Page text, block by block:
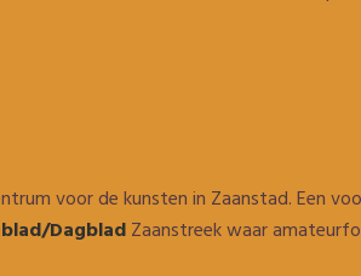
voor de kunsten in Zaanstad. Een
DagbladZaanstreek waar